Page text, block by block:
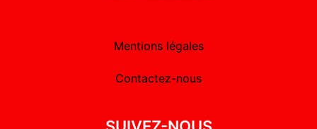
Mentions légales
Contactez-nous